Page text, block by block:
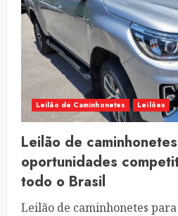
Leilão de Caminhonetes Leilões
Leilão de
oportunidades
todo o Brasil
Leilão de caminhonetes